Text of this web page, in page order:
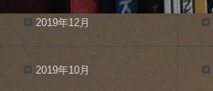
2019年12月
2019年10月